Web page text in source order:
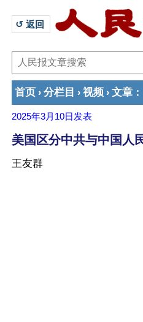
↺ 返回
首页 › 分栏目 › 视频 › 文章 ：
2025年3月10日 发表
美国区分中共与中国人
王友群